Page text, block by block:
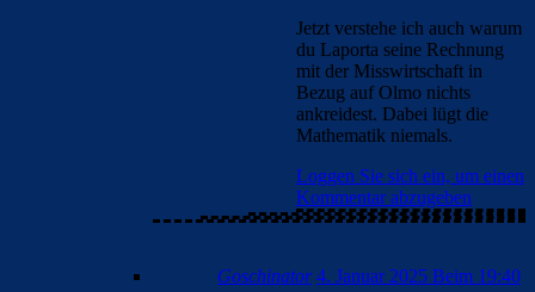
Jetzt verstehe ich auch warum
du Laporta seine Rechnung
mit der Misswirtschaft in
Bezug auf Olmo nichts
ankreidest. Dabei lügt die
Mathematik niemals.
Loggen Sie sich ein, um einen
Kommentar abzugeben
Goschinator 4. Januar 2025 Beim 19:40